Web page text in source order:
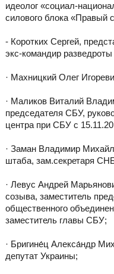
идеолог «социал-
силового блока «Правый
- Коротких Сергей,
экс-командир разведроты
· Махницкий Олег
· Маликов Виталий
председателя СБУ,
центра при СБУ c
· Заман Владимир
штаба, зам.секретаря
· Левус Андрей
созыва, заместитель
общественного
заместитель главы СБУ;
· Бригине́ц Алекса́ндр
депутат Украины;